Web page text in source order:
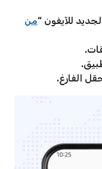
للآيفون “من
الفارغ.